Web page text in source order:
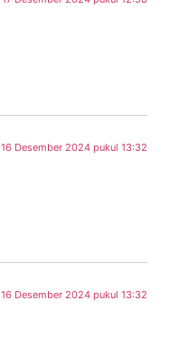
16 Desember 2024 pukul 13:32
16 Desember 2024 pukul 13:32